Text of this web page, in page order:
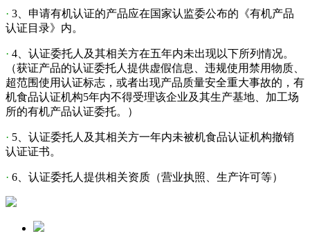
· 3、申请有机认证的产品应在国家认监委公布的《有机产品
认证目录》内。
· 4、认证委托人及其相关方在五年内未出现以下所列情况。
（获证产品的认证委托人提供虚假信息、违规使用禁用物质、
超范围使用认证标志，或者出现产品质量安全重大事故的，有
机食品认证机构5年内不得受理该企业及其生产基地、加工场
所的有机产品认证委托。）
· 5、认证委托人及其相关方一年内未被机食品认证机构撤销
认证证书。
· 6、认证委托人提供相关资质（营业执照、生产许可等）